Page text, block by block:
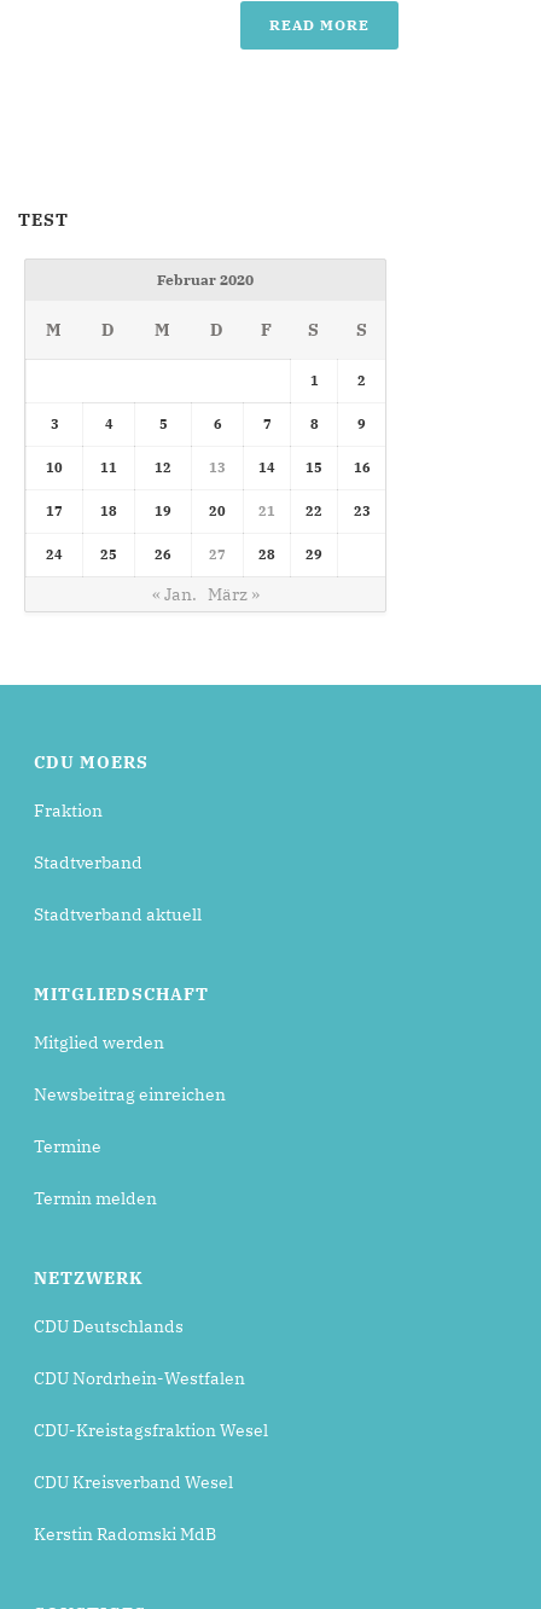
READ MORE
TEST
Februar 2020
M D M D F S S
1 2
3 4 5 6 7 8 9
10 11 12 13 14 15 16
17 18 19 20 21 22 23
24 25 26 27 28 29
« Jan. März »
CDU MOERS
Fraktion
Stadtverband
Stadtverband aktuell
MITGLIEDSCHAFT
Mitglied werden
Newsbeitrag einreichen
Termine
Termin melden
NETZWERK
CDU Deutschlands
CDU Nordrhein-Westfalen
CDU-Kreistagsfraktion Wesel
CDU Kreisverband Wesel
Kerstin Radomski MdB